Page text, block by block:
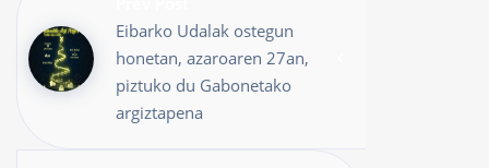
Eibarko Udalak ostegun
honetan, azaroaren 27an,
piztuko du Gabonetako
argiztapena